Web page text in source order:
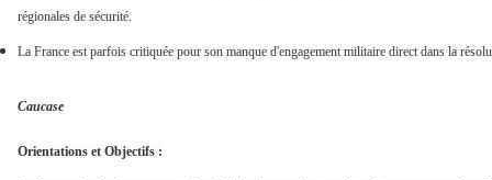
régionales de sécurité.
La France est parfois critiquée pour son manque d'engagement militaire direct dans la
Caucase
Orientations et Objectifs :